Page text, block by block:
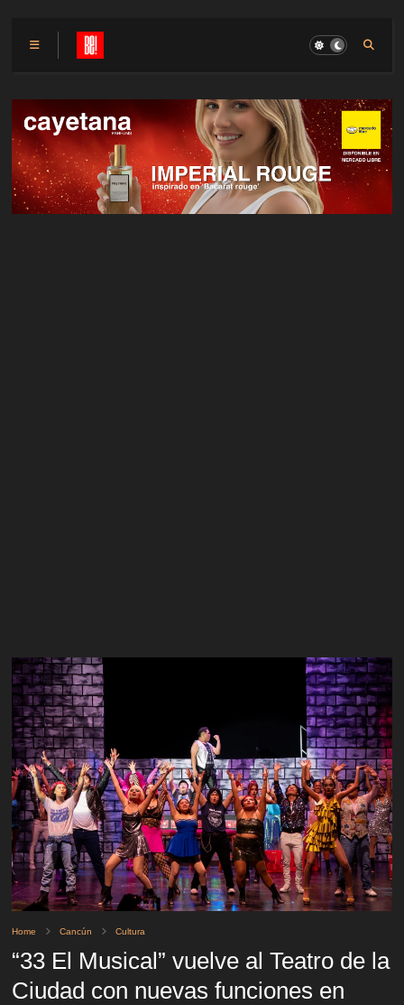
Home Cancún Cultura
“33 El Musical” vuelve al Teatro de la
Ciudad con nuevas funciones en